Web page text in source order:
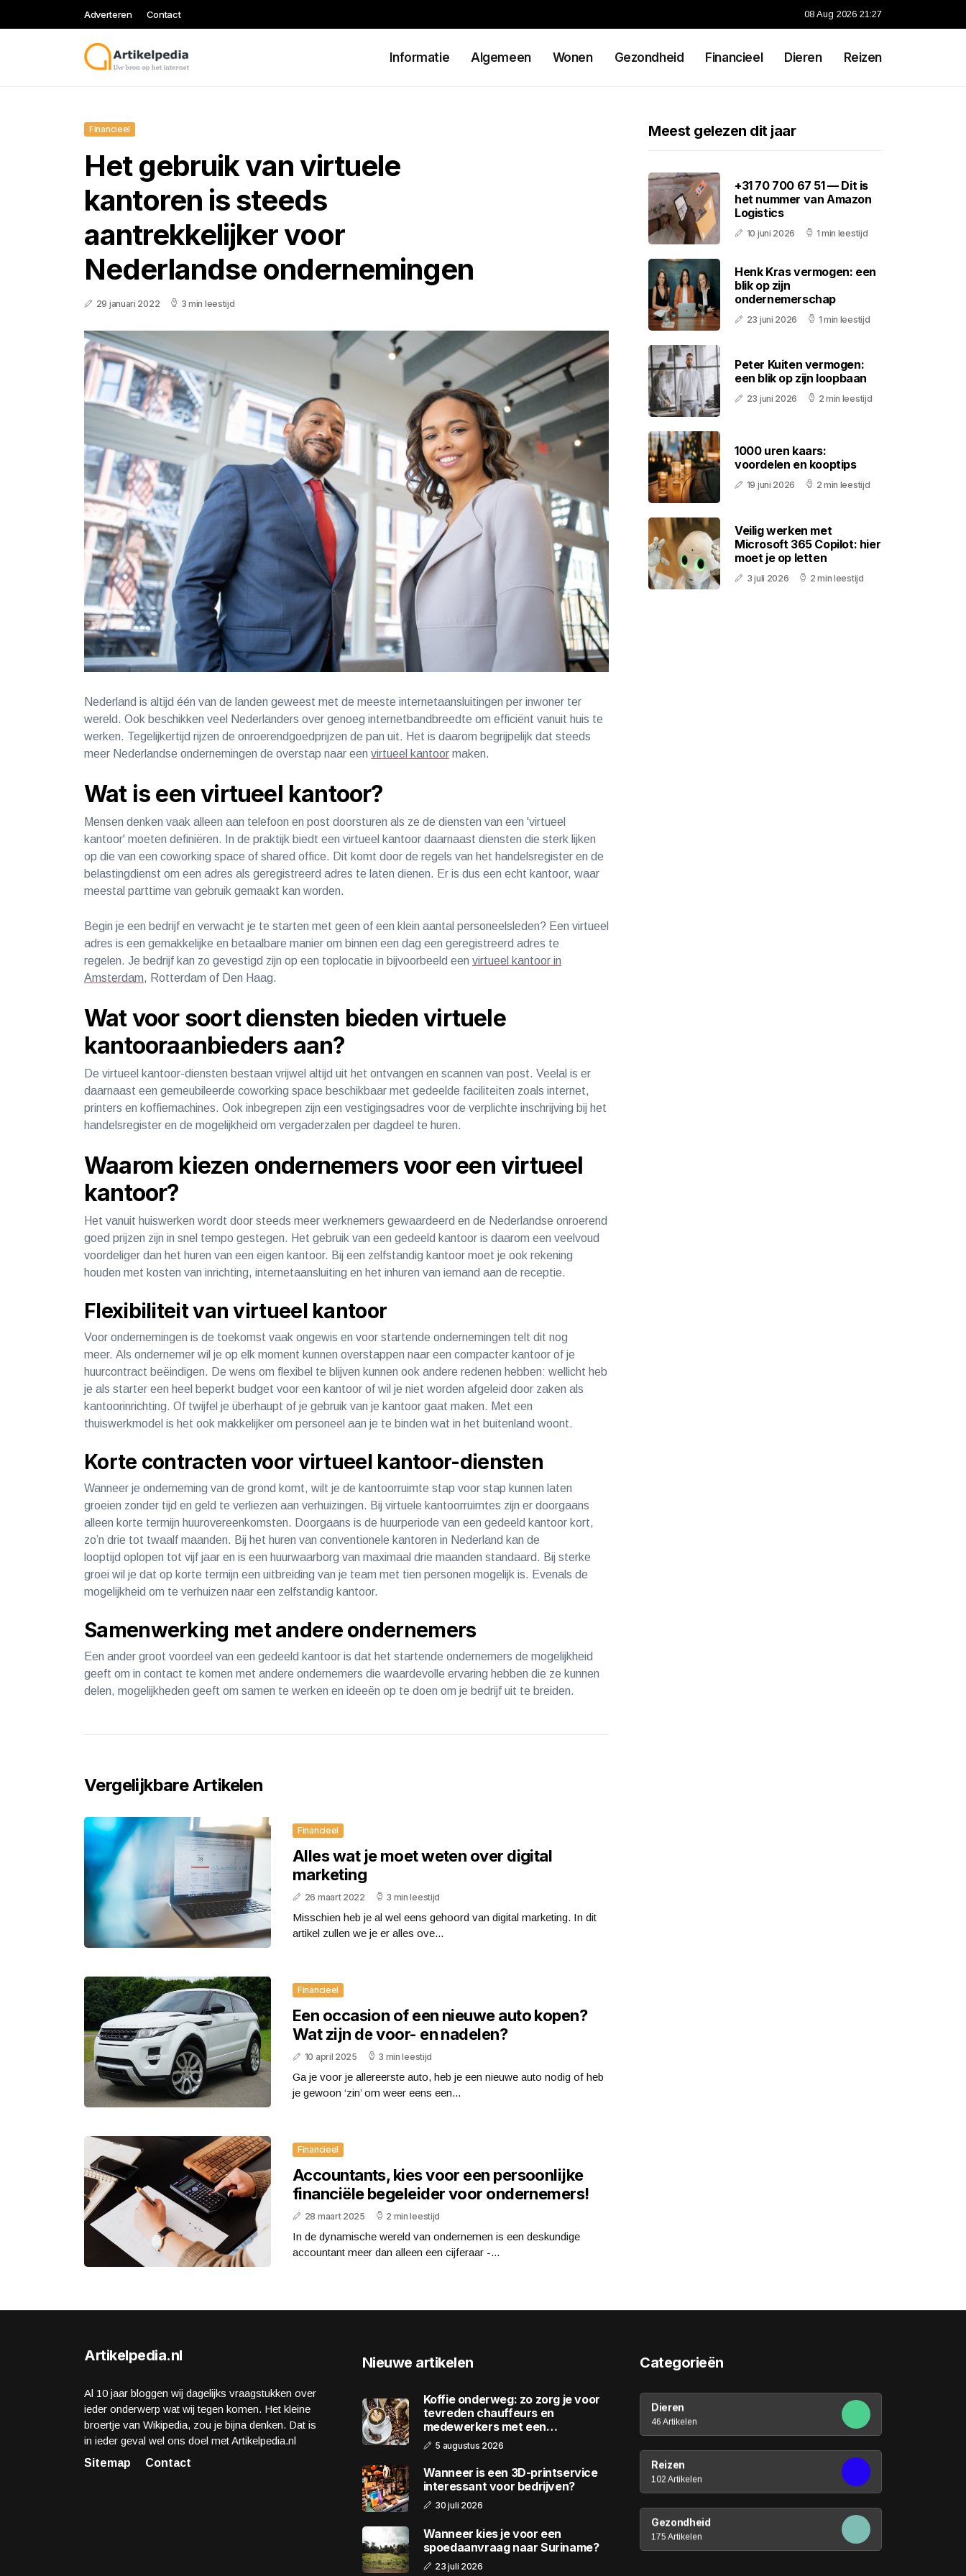
Adverteren Contact 08 Aug 2026 21:27
Informatie Algemeen Wonen Gezondheid Financieel Dieren Reizen
Financieel
Het gebruik van virtuele
kantoren is steeds
aantrekkelijker voor
Nederlandse ondernemingen
29 januari 2022 3 min leestijd
Nederland is altijd één van de landen geweest met de meeste internetaansluitingen per inwoner ter
wereld. Ook beschikken veel Nederlanders over genoeg internetbandbreedte om efficiënt vanuit huis te
werken. Tegelijkertijd rijzen de onroerendgoedprijzen de pan uit. Het is daarom begrijpelijk dat steeds
meer Nederlandse ondernemingen de overstap naar een virtueel kantoor maken.
Wat is een virtueel kantoor?
Mensen denken vaak alleen aan telefoon en post doorsturen als ze de diensten van een 'virtueel
kantoor' moeten definiëren. In de praktijk biedt een virtueel kantoor daarnaast diensten die sterk lijken
op die van een coworking space of shared office. Dit komt door de regels van het handelsregister en de
belastingdienst om een ​​adres als geregistreerd adres te laten dienen. Er is dus een echt kantoor, waar
meestal parttime van gebruik gemaakt kan worden.
Begin je een bedrijf en verwacht je te starten met geen of een klein aantal personeelsleden? Een virtueel
adres is een gemakkelijke en betaalbare manier om binnen een dag een ​​geregistreerd adres te
regelen. Je bedrijf kan zo gevestigd zijn op een toplocatie in bijvoorbeeld een virtueel kantoor in
Amsterdam, Rotterdam of Den Haag.
Wat voor soort diensten bieden virtuele
kantooraanbieders aan?
De virtueel kantoor-diensten bestaan vrijwel altijd uit het ontvangen en scannen van post. Veelal is er
daarnaast een gemeubileerde coworking space beschikbaar met gedeelde faciliteiten zoals internet,
printers en koffiemachines. Ook inbegrepen zijn een vestigingsadres voor de verplichte inschrijving bij het
handelsregister en de mogelijkheid om vergaderzalen per dagdeel te huren.
Waarom kiezen ondernemers voor een ​​virtueel
kantoor?
Het vanuit huiswerken wordt door steeds meer werknemers gewaardeerd en de Nederlandse onroerend
goed prijzen zijn in snel tempo gestegen. Het gebruik van een gedeeld kantoor is daarom een veelvoud
voordeliger dan het huren van een eigen kantoor. Bij een zelfstandig kantoor moet je ook rekening
houden met kosten van inrichting, internetaansluiting en het inhuren van iemand aan de receptie.
Flexibiliteit van virtueel kantoor
Voor ondernemingen is de toekomst vaak ongewis en voor startende ondernemingen telt dit nog
meer. Als ondernemer wil je op elk moment kunnen overstappen naar een compacter kantoor of je
huurcontract beëindigen. De wens om flexibel te blijven kunnen ook andere redenen hebben: wellicht heb
je als starter een heel beperkt budget voor een kantoor of wil je niet worden afgeleid door zaken als
kantoorinrichting. Of twijfel je überhaupt of je gebruik van je kantoor gaat maken. Met een
thuiswerkmodel is het ook makkelijker om personeel aan je te binden wat in het buitenland woont.
Korte contracten voor virtueel kantoor-diensten
Wanneer je onderneming van de grond komt, wilt je de kantoorruimte stap voor stap kunnen laten
groeien zonder tijd en geld te verliezen aan verhuizingen. Bij virtuele kantoorruimtes zijn er doorgaans
alleen korte termijn huurovereenkomsten. Doorgaans is de huurperiode van een gedeeld kantoor kort,
zo’n drie tot twaalf maanden. Bij het huren van conventionele kantoren in Nederland kan de
looptijd oplopen tot vijf jaar en is een huurwaarborg van maximaal drie maanden standaard. Bij sterke
groei wil je dat op korte termijn een uitbreiding van je team met tien personen mogelijk is. Evenals de
mogelijkheid om te verhuizen naar een zelfstandig kantoor.
Samenwerking met andere ondernemers
Een ander groot voordeel van een gedeeld kantoor is dat het startende ondernemers de mogelijkheid
geeft om in contact te komen met andere ondernemers die waardevolle ervaring hebben die ze kunnen
delen, mogelijkheden geeft om samen te werken en ideeën op te doen om je bedrijf uit te breiden.
Vergelijkbare Artikelen
Financieel
Alles wat je moet weten over digital
marketing
26 maart 2022 3 min leestijd
Misschien heb je al wel eens gehoord van digital marketing. In dit
artikel zullen we je er alles ove...
Financieel
Een occasion of een nieuwe auto kopen?
Wat zijn de voor- en nadelen?
10 april 2025 3 min leestijd
Ga je voor je allereerste auto, heb je een nieuwe auto nodig of heb
je gewoon ‘zin’ om weer eens een...
Financieel
Accountants, kies voor een persoonlijke
financiële begeleider voor ondernemers!
28 maart 2025 2 min leestijd
In de dynamische wereld van ondernemen is een deskundige
accountant meer dan alleen een cijferaar -...
Meest gelezen dit jaar
+31 70 700 67 51 — Dit is
het nummer van Amazon
Logistics
10 juni 2026 1 min leestijd
Henk Kras vermogen: een
blik op zijn
ondernemerschap
23 juni 2026 1 min leestijd
Peter Kuiten vermogen:
een blik op zijn loopbaan
23 juni 2026 2 min leestijd
1000 uren kaars:
voordelen en kooptips
19 juni 2026 2 min leestijd
Veilig werken met
Microsoft 365 Copilot: hier
moet je op letten
3 juli 2026 2 min leestijd
Artikelpedia.nl
Al 10 jaar bloggen wij dagelijks vraagstukken over
ieder onderwerp wat wij tegen komen. Het kleine
broertje van Wikipedia, zou je bijna denken. Dat is
in ieder geval wel ons doel met Artikelpedia.nl
Sitemap
Contact
Nieuwe artikelen
Koffie onderweg: zo zorg je voor
tevreden chauffeurs en
medewerkers met een
wagenpark
5 augustus 2026
Wanneer is een 3D-printservice
interessant voor bedrijven?
30 juli 2026
Wanneer kies je voor een
spoedaanvraag naar Suriname?
23 juli 2026
Categorieën
Dieren
46 Artikelen
Reizen
102 Artikelen
Gezondheid
175 Artikelen